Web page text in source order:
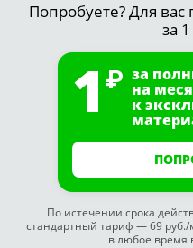
Попробуете? Для вас
за
1 за
на
к
По истечении срока
стандартный тариф — 69
в любое время